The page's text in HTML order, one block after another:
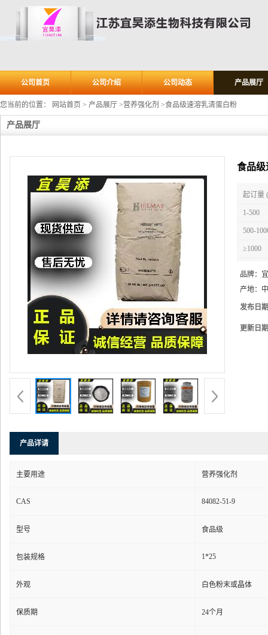
公司首页 公司介绍 公司动态 产品展厅
您当前的位置： 网站首页 > 产品展厅 >营养强化剂 >食品级速溶乳清蛋白粉
产品展厅
食品级
起订量
1-500
500-
≥1000
品牌：
产地：
发布日
更新日
产品详请
主要用途 营养强化剂
CAS 84082-51-9
型号 食品级
包装规格 1*25
外观 白色粉末或晶体
保质期 24个月